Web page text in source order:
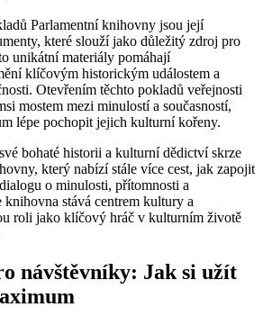
Parlamentní knihovny jsou její
které slouží jako důležitý zdroj pro
unikátní materiály pomáhají
klíčovým historickým událostem a
Otevřením těchto pokladů veřejnosti
mostem mezi minulostí a současností,
lépe pochopit jejich kulturní kořeny.
bohaté historii a kulturní dědictví skrze
který nabízí stále více cest, jak zapojit
o minulosti, přítomnosti a
stává centrem kultury a
roli jako klíčový hráč v kulturním životě
návštěvníky: Jak si užít